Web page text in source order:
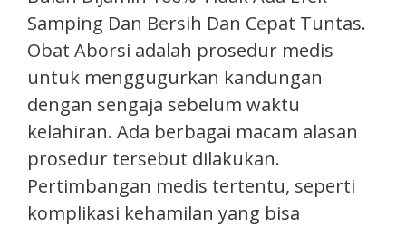
Samping Dan Bersih Dan Cepat Tuntas.
Obat Aborsi adalah prosedur medis
untuk menggugurkan kandungan
dengan sengaja sebelum waktu
kelahiran. Ada berbagai macam alasan
prosedur tersebut dilakukan.
Pertimbangan medis tertentu, seperti
komplikasi kehamilan yang bisa